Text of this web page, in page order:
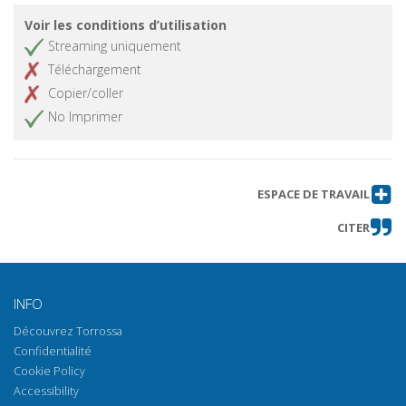
Voir les conditions d’utilisation
Streaming uniquement
Téléchargement
Copier/coller
No Imprimer
ESPACE DE TRAVAIL
CITER
INFO
Découvrez Torrossa
Confidentialité
Cookie Policy
Accessibility